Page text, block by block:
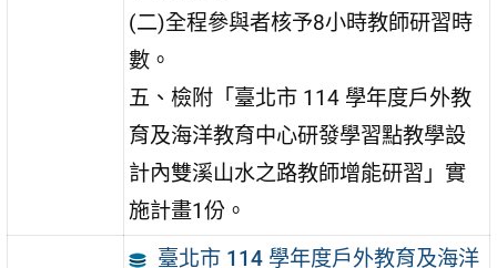
(二)全程參與者核予8小時教師研習時
數。
五、檢附「臺北市 114 學年度戶外教
育及海洋教育中心研發學習點教學設
計內雙溪山水之路教師增能研習」實
施計畫1份。
臺北市 114 學年度戶外教育及海洋